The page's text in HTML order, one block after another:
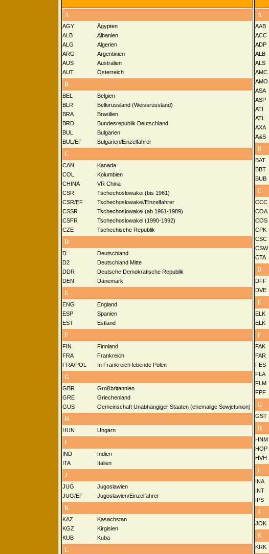
A
AGY
Ägypten
ALB
Albanien
ALG
Algerien
ARG
Argentinien
AUS
Australien
AUT
Österreich
B
BEL
Belgien
BLR
Bellorussland (Weissrussland)
BRA
Brasilien
BRD
Bundesrepublik Deutschland
BUL
Bulgarien
BUL/EF
Bulgarien/Einzelfahrer
C
CAN
Kanada
COL
Kolumbien
CHINA
VR China
CSR
Tschechoslowakei (bis 1961)
CSR/EF
Tschechoslowakei/Einzelfahrer
CSSR
Tschechoslowakei (ab 1961-1989)
CSFR
Tschechoslowakei (1990-1992)
CZE
Tschechische Republik
D
D
Deutschland
D2
Deutschland Mitte
DDR
Deutsche Demokratische Republik
DEN
Dänemark
E
ENG
England
ESP
Spanien
EST
Estland
F
FIN
Finnland
FRA
Frankreich
FRA/POL
In Frankreich lebende Polen
G
GBR
Großbritannien
GRE
Griechenland
GUS
Gemeinschaft Unabhängiger Staaten (ehemalige Sowjetunion)
H
HUN Ungarn
I
IND
Indien
ITA
Italien
J
JUG
Jugoslawien
JUG/EF
Jugoslawien/Einzelfahrer
K
KAZ
Kasachstan
KGZ
Kirgisien
KUB
Kuba
L
A
AAB
ACC
ADP
ALB
ALS
AMC
AMO
ASA
ASP
ATI
ATL
AXA
A&S
B
BAT
BBT
BUB
C
CCC
COA
COS
CPK
CSC
CSW
CTA
D
DFF
DVE
E
ELK
ELK
F
FAK
FAR
FES
FLA
FLM
FPF
G
GST
H
HNM
HOP
HVH
I
INA
INT
IPS
J
JOK
K
KRK